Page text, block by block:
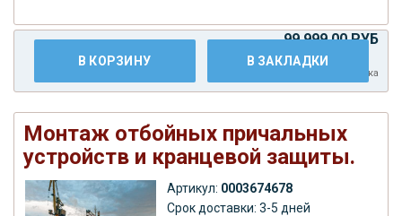
99.999,00 РУБ
доставка
В КОРЗИНУ В ЗАКЛАДКИ
Монтаж отбойных причальных
устройств и кранцевой защиты.
Артикул: 0003674678
Срок доставки: 3-5 дней